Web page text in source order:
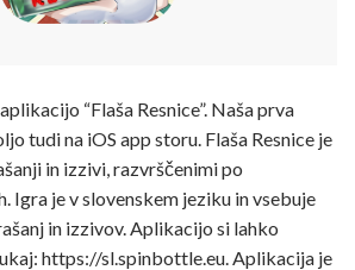
“Flaša Resnice”. Naša prva
tudi na iOS app storu. Flaša Resnice je
in izzivi, razvrščenimi po
Igra je v slovenskem jeziku in vsebuje
in izzivov. Aplikacijo si lahko
https://sl.spinbottle.eu. Aplikacija je